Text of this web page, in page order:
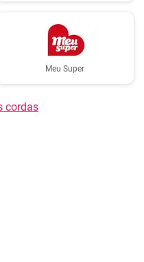
Meu Super
cordas